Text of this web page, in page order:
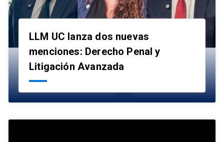
LLM UC lanza dos nuevas
menciones: Derecho Penal y
Litigación Avanzada